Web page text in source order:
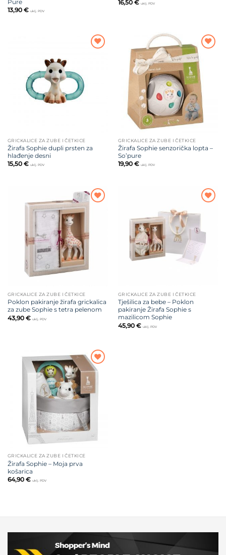
Pure
13,90 € uklj. PDV
16,50 € uklj. PDV
GRICKALICE ZA ZUBE I ČETKICE
Žirafa Sophie dupli prsten za
hlađenje desni
15,50 € uklj. PDV
Dodajte
na listu
želja
GRICKALICE ZA ZUBE I ČETKICE
Žirafa Sophie senzorička lopta –
So’pure
19,90 € uklj. PDV
Dodajte
GRICKALICE ZA ZUBE I ČETKICE
Poklon pakiranje žirafa grickalica
za zube Sophie s tetra pelenom
43,90 € uklj. PDV
na listu
GRICKALICE ZA ZUBE I ČETKICE
Tješilica za bebe – Poklon
pakiranje Žirafa Sophie s
mazilicom Sophie
45,90 € uklj. PDV
Dodajte
na listu
želja
GRICKALICE ZA ZUBE I ČETKICE
Žirafa Sophie – Moja prva
košarica
64,90 € uklj. PDV